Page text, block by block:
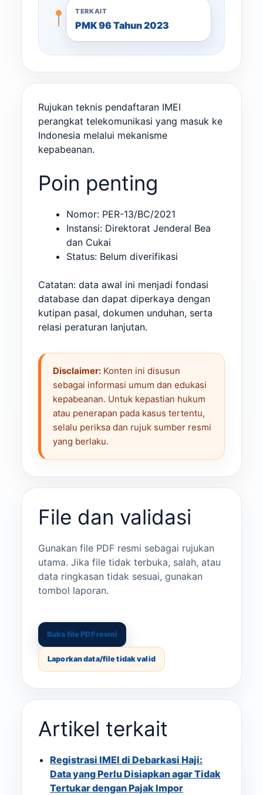
TERKAIT
PMK 96 Tahun 2023
Rujukan teknis pendaftaran IMEI
perangkat telekomunikasi yang masuk ke
Indonesia melalui mekanisme
kepabeanan.
Poin penting
Nomor: PER-13/BC/2021
Instansi: Direktorat Jenderal Bea
dan Cukai
Status: Belum diverifikasi
Catatan: data awal ini menjadi fondasi
database dan dapat diperkaya dengan
kutipan pasal, dokumen unduhan, serta
relasi peraturan lanjutan.
Disclaimer: Konten ini disusun
sebagai informasi umum dan edukasi
kepabeanan. Untuk kepastian hukum
atau penerapan pada kasus tertentu,
selalu periksa dan rujuk sumber resmi
yang berlaku.
File dan validasi
Gunakan file PDF resmi sebagai rujukan
utama. Jika file tidak terbuka, salah, atau
data ringkasan tidak sesuai, gunakan
tombol laporan.
Buka file PDF resmi
Laporkan data/file tidak valid
Artikel terkait
Registrasi IMEI di Debarkasi Haji:
Data yang Perlu Disiapkan agar Tidak
Tertukar dengan Pajak Impor